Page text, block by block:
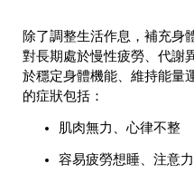
除了調整生活作息，補充身
對長期處於慢性疲勞、代謝
於穩定身體機能、維持能量
的症狀包括：
肌肉無力、心律不整
容易疲勞想睡、注意